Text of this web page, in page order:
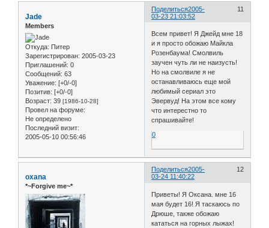
Поделиться 11
2005-
03-23 21:03:52
Jade
Members
Откуда: Питер
Зарегистрирован: 2005-03-23
Приглашений: 0
Сообщений: 63
Уважение: [+0/-0]
Позитив: [+0/-0]
Возраст: 39 [1986-10-28]
Провел на форуме:
Не определено
Последний визит:
2005-05-10 00:56:46
Всем привет! Я Джейд мне 18
и я просто обожаю Майкла
Розенбаума! Смолвиль
заучен чуть ли не наизусть!
Но на смолвиле я не
останавливаюсь еще мой
любимый сериал это
Эвервуд! На этом все кому
что интерестно то
спрашивайте!
0
Поделиться 12
2005-
03-24 11:40:22
oxana
*~Forgive me~*
Приветы! Я Оксана. мне 16
мая будет 16! Я таскаюсь по
Дрюше, также обожаю
кататься на горных лыжах!